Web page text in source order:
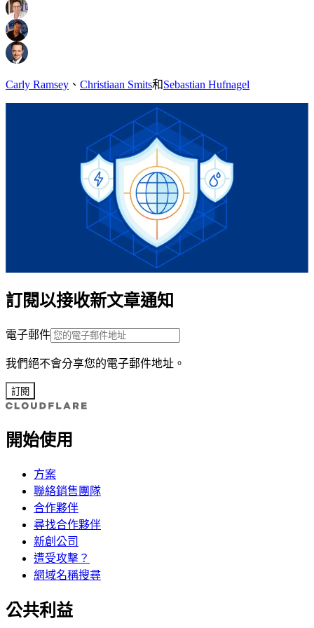
Carly Ramsey 、 Christiaan Smits和Sebastian Hufnagel
訂閱以接收新文章通知
電子郵件
我們絕不會分享您的電子郵件地址。
訂閱
開始使用
方案
聯絡銷售團隊
合作夥伴
尋找合作夥伴
新創公司
遭受攻擊？
網域名稱搜尋
公共利益